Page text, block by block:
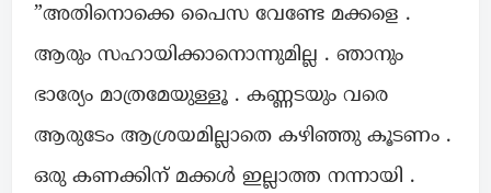
”അതിനൊക്കെ പൈസ വേണ്ടേ മക്കളെ .
ആരും സഹായിക്കാനൊന്നുമില്ല . ഞാനും
ഭാര്യേം മാത്രമേയുള്ളൂ . കണ്ണടയും വരെ
ആരുടേം ആശ്രയമില്ലാതെ കഴിഞ്ഞു കൂടണം .
ഒരു കണക്കിന് മക്കൾ ഇല്ലാത്ത നന്നായി .